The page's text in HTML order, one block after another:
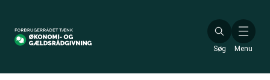
hovedindhold
Søg Menu